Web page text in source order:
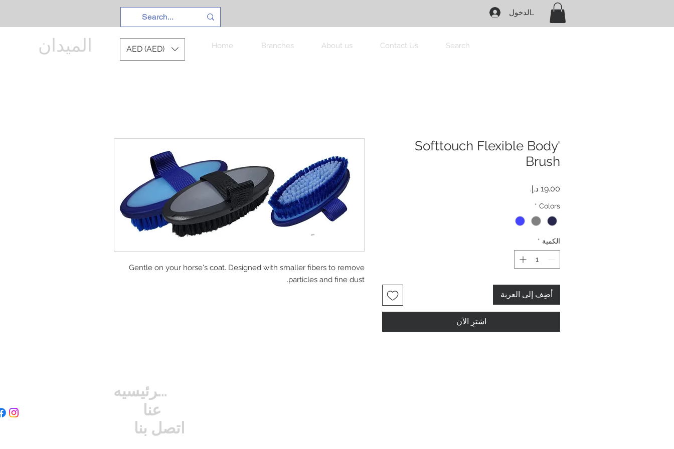
تسجيل الدخول
الميدان AED (AED) Home Branches About us Contact Us Search
Gentle on your horse's coat. Designed with smaller fibers to remove
particles and fine dust.
'Softtouch Flexible Body
Brush
Colors
*
الكمية *
أضِف إلى العربة
اشترِ الآن
الصفحه الرئيسيه
عنا
اتصل بنا